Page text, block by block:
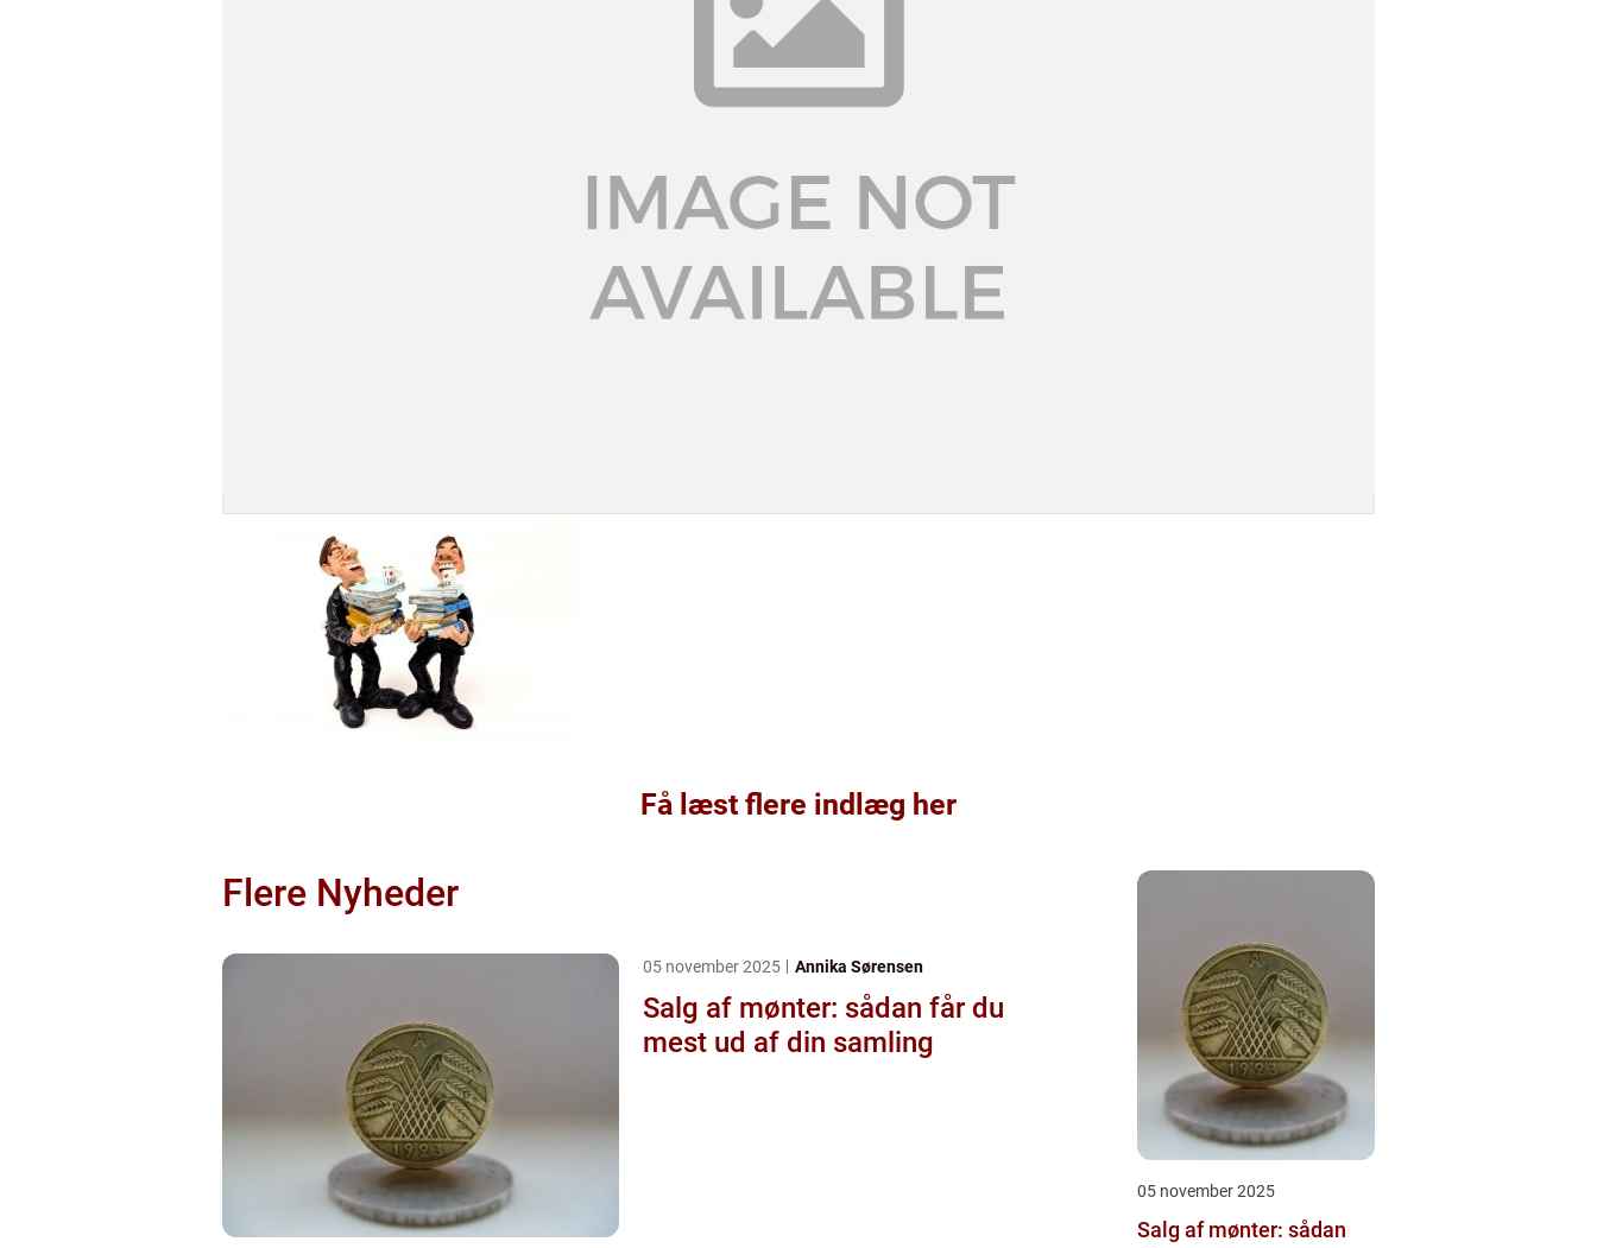
Få læst flere indlæg her
Flere Nyheder
05 november 2025 Annika Sørensen
Salg af mønter: sådan får du
mest ud af din samling
05 november 2025
Salg af mønter: sådan